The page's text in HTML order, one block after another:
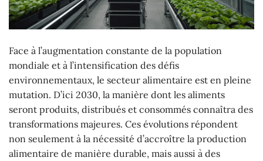
Face à l’augmentation constante de la population
mondiale et à l’intensification des défis
environnementaux, le secteur alimentaire est en pleine
mutation. D’ici 2030, la manière dont les aliments
seront produits, distribués et consommés connaîtra des
transformations majeures. Ces évolutions répondent
non seulement à la nécessité d’accroître la production
alimentaire de manière durable, mais aussi à des